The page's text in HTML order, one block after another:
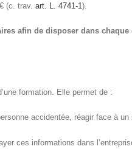
(c. trav. art. L. 4741-1 ).
afin de disposer dans
formation. Elle permet de :
accidentée, réagir face à
ces informations dans